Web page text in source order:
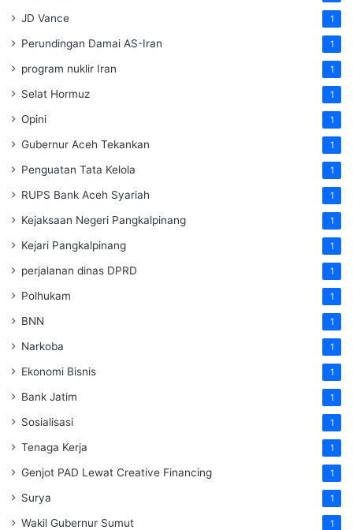
JD Vance 1
Perundingan Damai AS-Iran 1
program nuklir Iran 1
Selat Hormuz 1
Opini 1
Gubernur Aceh Tekankan 1
Penguatan Tata Kelola 1
RUPS Bank Aceh Syariah 1
Kejaksaan Negeri Pangkalpinang 1
Kejari Pangkalpinang 1
perjalanan dinas DPRD 1
Polhukam 1
BNN 1
Narkoba 1
Ekonomi Bisnis 1
Bank Jatim 1
Sosialisasi 1
Tenaga Kerja 1
Genjot PAD Lewat Creative Financing 1
Surya 1
Wakil Gubernur Sumut 1